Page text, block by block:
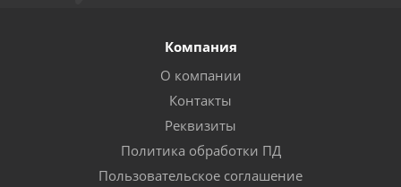
Компания
О компании
Контакты
Реквизиты
Политика обработки ПД
Пользовательское соглашение